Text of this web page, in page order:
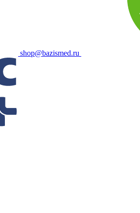
shop@bazismed.ru